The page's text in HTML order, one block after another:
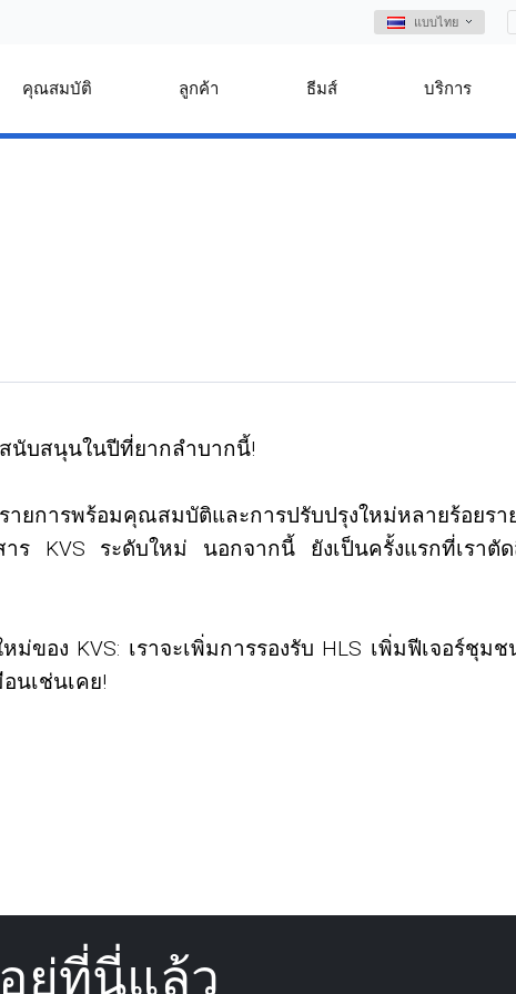
แบบไทย
คุณสมบัติ ลูกค้า ธีมส์ บริการ
นับสนุนในปีที่ยากลำบากนี้!
ายการพร้อมคุณสมบัติและการปรับปรุงใหม่หลายร้อยร
าร KVS ระดับใหม่ นอกจากนี้ ยังเป็นครั้งแรกที่เราตั
ม่ของ KVS: เราจะเพิ่มการรองรับ HLS เพิ่มฟีเจอร์ชุ
นเช่นเคย!
ยู่ที่นี่แล้ว